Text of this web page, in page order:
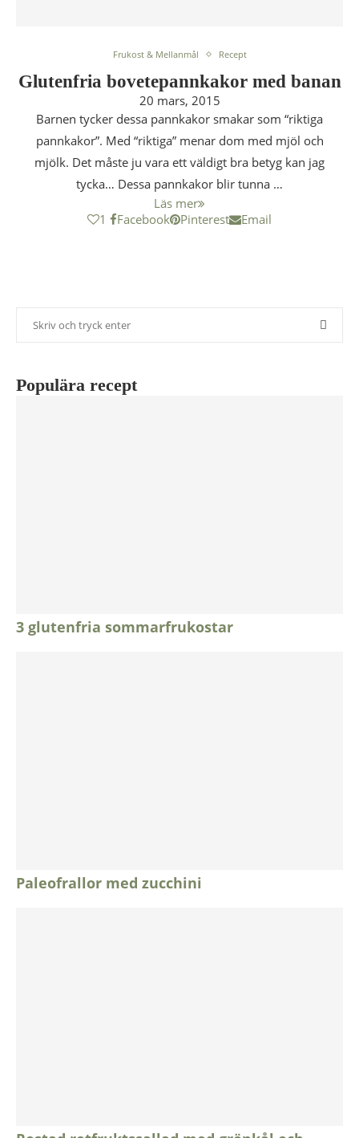
Frukost & Mellanmål Recept
Glutenfria bovetepannkakor med banan
20 mars, 2015
Barnen tycker dessa pannkakor smakar som “riktiga
pannkakor”. Med “riktiga” menar dom med mjöl och
mjölk. Det måste ju vara ett väldigt bra betyg kan jag
tycka… Dessa pannkakor blir tunna …
Läs mer
1
Facebook Pinterest Email
Populära recept
3 glutenfria sommarfrukostar
Paleofrallor med zucchini